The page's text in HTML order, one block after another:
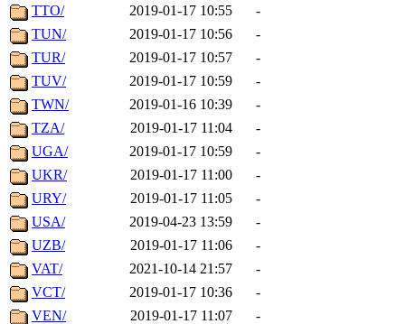
TTO/ 2019-01-17 10:55
-
TUN/
2019-01-17 10:56
-
TUR/
2019-01-17 10:57
-
TUV/
2019-01-17 10:59
-
TWN/
2019-01-16 10:39
-
TZA/
2019-01-17 11:04
-
UGA/
2019-01-17 10:59
-
UKR/
2019-01-17 11:00
-
URY/
2019-01-17 11:05
-
USA/
2019-04-23 13:59
-
UZB/
2019-01-17 11:06
-
VAT/
2021-10-14 21:57
-
VCT/
2019-01-17 10:36
-
VEN/
2019-01-17 11:07
-